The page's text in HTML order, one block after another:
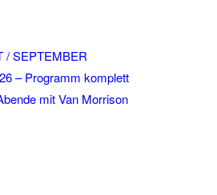
/ SEPTEMBER
– Programm komplett
mit Van Morrison